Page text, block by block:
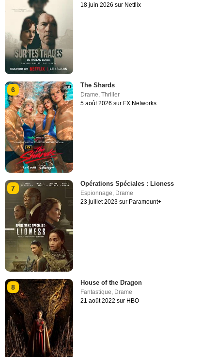
18 juin 2026 sur Netflix
6
The Shards
Drame,Thriller
5 août 2026 sur FX Networks
7
Opérations Spéciales : Lioness
Espionnage, Drame
23 juillet 2023 sur Paramount+
8
House of the Dragon
Fantastique Drame
21 août 2022 sur HBO